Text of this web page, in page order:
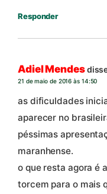
Responder
Adiel Mendes
21 de maio de 2016 às 14:50
as dificuldades
aparecer no
péssimas
maranhense.
o que resta agora é
torcem para o mais